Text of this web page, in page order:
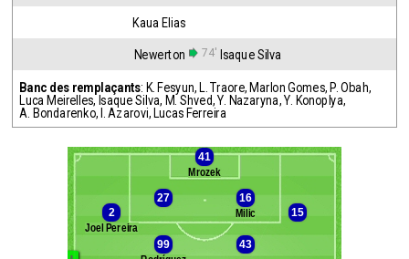
Kaua Elias
Newerton 74' Isaque Silva
Banc des remplaçants: K. Fesyun, L. Traore, Marlon Gomes, P. Obah,
Luca Meirelles, Isaque Silva, M. Shved,Y. Nazaryna,Y. Konoplya,
A. Bondarenko, I. Azarovi, Lucas Ferreira